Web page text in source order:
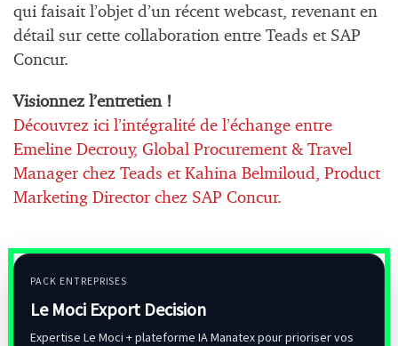
qui faisait l’objet d’un récent webcast, revenant en
détail sur cette collaboration entre Teads et SAP
Concur.
Visionnez l’entretien !
Découvrez ici l’intégralité de l’échange entre
Emeline Decrouy, Global Procurement & Travel
Manager chez Teads et Kahina Belmiloud, Product
Marketing Director chez SAP Concur.
PACK ENTREPRISES
Le Moci Export Decision
Expertise Le Moci + plateforme IA Manatex pour prioriser vos